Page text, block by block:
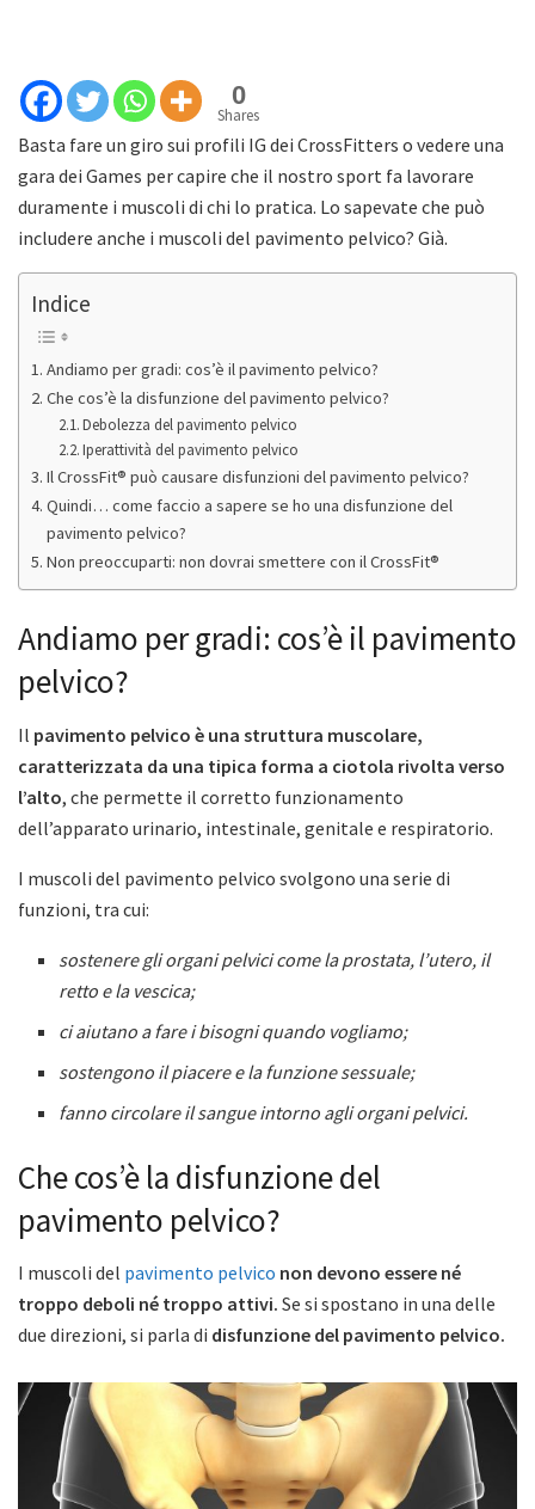
0
Shares
Basta fare un giro sui profili IG dei CrossFitters o vedere una
gara dei Games per capire che il nostro sport fa lavorare
duramente i muscoli di chi lo pratica. Lo sapevate che può
includere anche i muscoli del pavimento pelvico? Già.
Indice
Andiamo per gradi: cos’è il pavimento pelvico?
Che cos’è la disfunzione del pavimento pelvico?
Debolezza del pavimento pelvico
Iperattività del pavimento pelvico
Il CrossFit® può causare disfunzioni del pavimento pelvico?
Quindi… come faccio a sapere se ho una disfunzione del
pavimento pelvico?
Non preoccuparti: non dovrai smettere con il CrossFit®
Andiamo per gradi: cos’è il pavimento
pelvico?
Il pavimento pelvico è una struttura muscolare,
caratterizzata da una tipica forma a ciotola rivolta verso
l’alto, che permette il corretto funzionamento
dell’apparato urinario, intestinale, genitale e respiratorio.
I muscoli del pavimento pelvico svolgono una serie di
funzioni, tra cui:
sostenere gli organi pelvici come la prostata, l’utero, il
retto e la vescica;
ci aiutano a fare i bisogni quando vogliamo;
sostengono il piacere e la funzione sessuale;
fanno circolare il sangue intorno agli organi pelvici.
Che cos’è la disfunzione del
pavimento pelvico?
I muscoli del pavimento pelvico non devono essere né
troppo deboli né troppo attivi. Se si spostano in una delle
due direzioni, si parla di disfunzione del pavimento pelvico.